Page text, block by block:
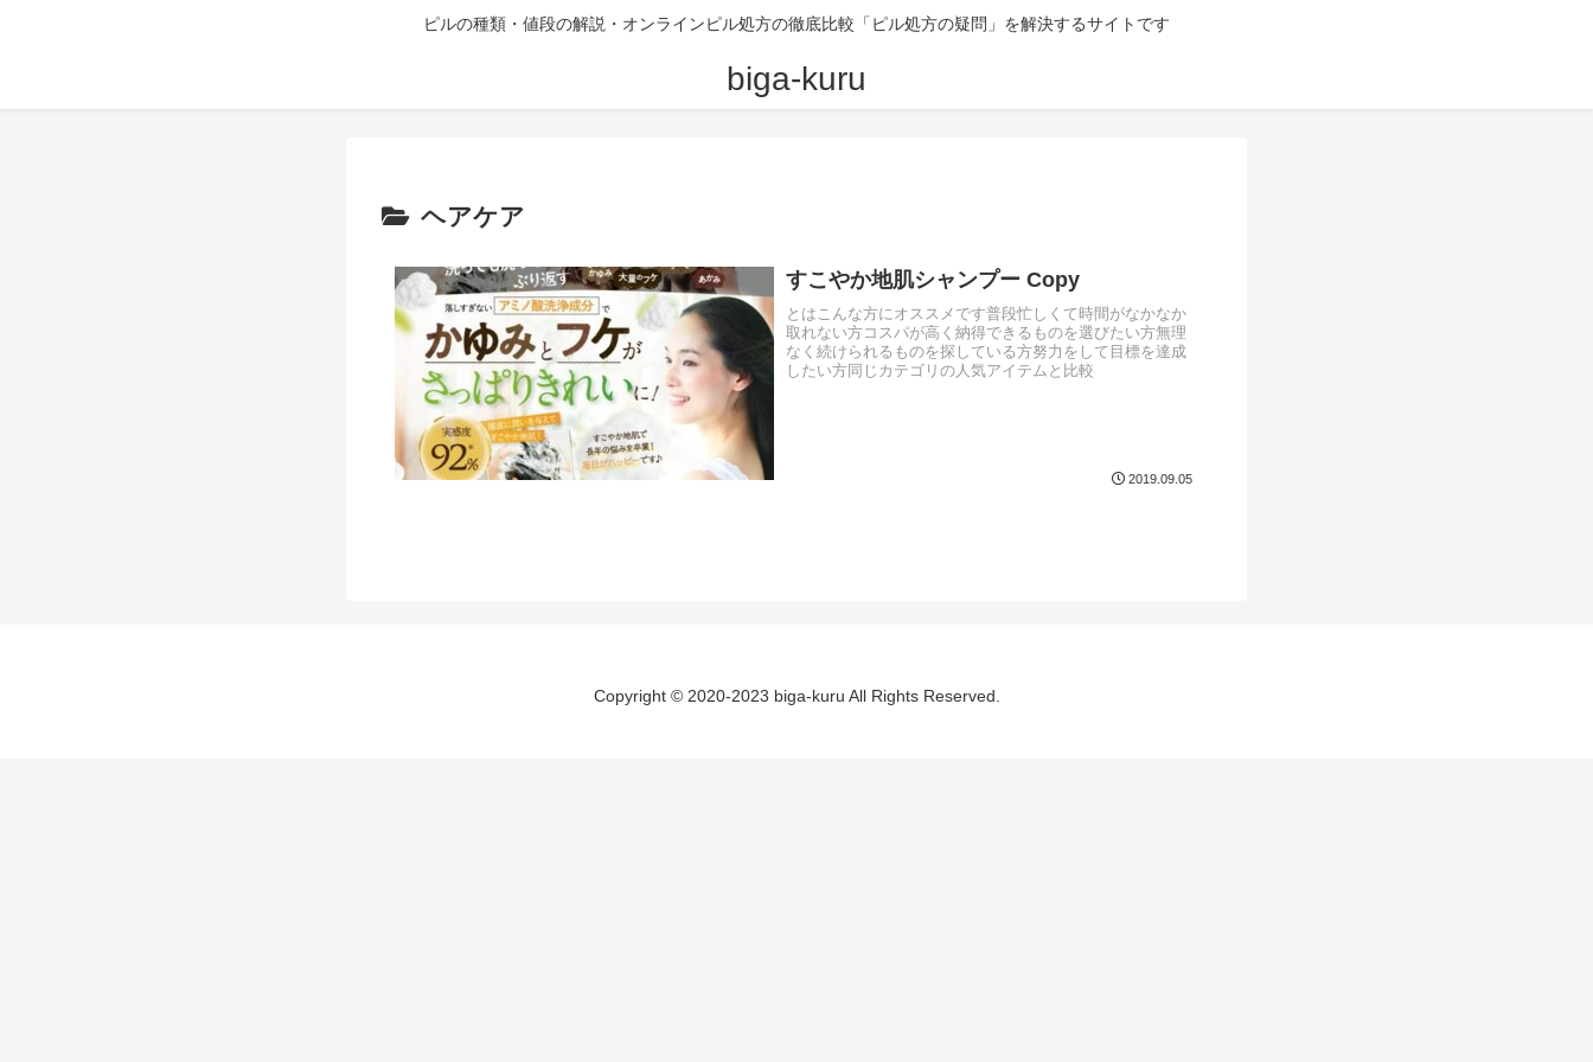
ピルの種類・値段の解説・オンラインピル処方の徹底比較「ピル処方の疑問」を解決するサイトです
biga-kuru
ヘアケア
すこやか地肌シャンプー Copy
とはこんな方にオススメです普段忙しくて時間がなかなか
取れない方コスパが高く納得できるものを選びたい方無理
なく続けられるものを探している方努力をして目標を達成
したい方同じカテゴリの人気アイテムと比較
2019.09.05
Copyright © 2020-2023 biga-kuru All Rights Reserved.